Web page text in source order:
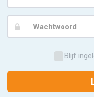
Wachtwoord:
Blijf